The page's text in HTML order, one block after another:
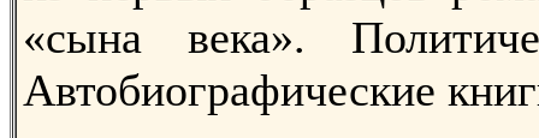
«сына века».
Автобиографические